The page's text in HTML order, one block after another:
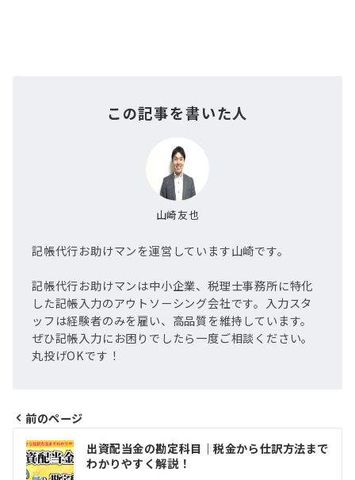
この記事を書いた人
山崎友也
記帳代行お助けマンを運営しています山崎です。
記帳代行お助けマンは中小企業、税理士事務所に特化
した記帳入力のアウトソーシング会社です。入力スタ
ッフは経験者のみを雇い、高品質を維持しています。
ぜひ記帳入力にお困りでしたら一度ご相談ください。
丸投げOKです！
投
稿
前のページ
出資配当金の勘定科目｜税金から仕訳方法まで
わかりやすく解説！